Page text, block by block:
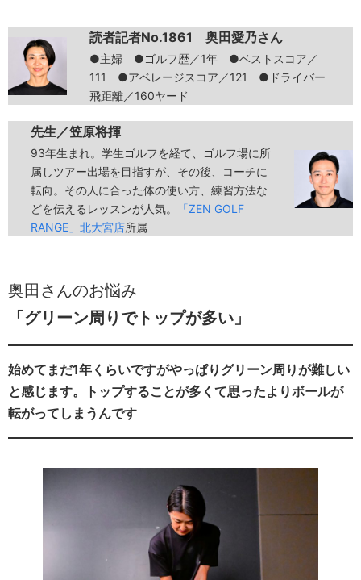
読者記者No.1861 奥田愛乃さん
●主婦 ●ゴルフ歴／1年 ●ベストスコア／
111 ●アベレージスコア／121 ●ドライバー
飛距離／160ヤード
先生／笠原将揮
93年生まれ。学生ゴルフを経て、ゴルフ場に所
属しツアー出場を目指すが、その後、コーチに
転向。その人に合った体の使い方、練習方法な
どを伝えるレッスンが人気。
「ZEN GOLF
RANGE」北大宮店所属
奥田さんのお悩み
「グリーン周りでトップが多い」
始めてまだ1年くらいですがやっぱりグリーン周りが難しい
と感じます。トップすることが多くて思ったよりボールが
転がってしまうんです